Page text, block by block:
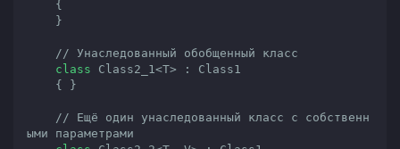
// Унаследованный обобщенный класс
class Class2_1<T> : Class1
// Ещё один унаследованный класс с собственн
ыми параметрами